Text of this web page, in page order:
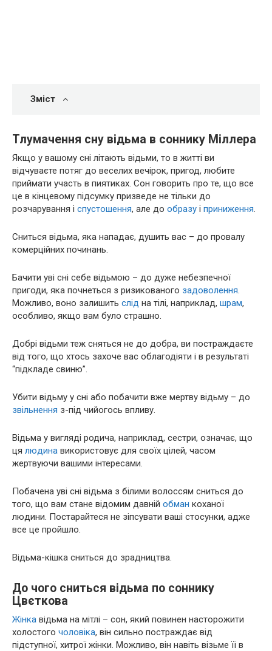
Зміст
Тлумачення сну відьма в соннику Міллера
Якщо у вашому сні літають відьми, то в житті ви
відчуваєте потяг до веселих вечірок, пригод, любите
приймати участь в пиятиках. Сон говорить про те, що все
це в кінцевому підсумку призведе не тільки до
розчарування і спустошення, але до образу і приниження.
Сниться відьма, яка нападає, душить вас – до провалу
комерційних починань.
Бачити уві сні себе відьмою – до дуже небезпечної
пригоди, яка почнеться з ризикованого задоволення.
Можливо, воно залишить слід на тілі, наприклад, шрам,
особливо, якщо вам було страшно.
Добрі відьми теж сняться не до добра, ви постраждаєте
від того, що хтось захоче вас облагодіяти і в результаті
“підкладе свиню”.
Убити відьму у сні або побачити вже мертву відьму – до
звільнення з-під чийогось впливу.
Відьма у вигляді родича, наприклад, сестри, означає, що
ця людина використовує для своїх цілей, часом
жертвуючи вашими інтересами.
Побачена уві сні відьма з білими волоссям сниться до
того, що вам стане відомим давній обман коханої
людини. Постарайтеся не зіпсувати ваші стосунки, адже
все це пройшло.
Відьма-кішка сниться до зрадництва.
До чого сниться відьма по соннику
Цвєткова
Жінка відьма на мітлі – сон, який повинен насторожити
холостого чоловіка, він сильно постраждає від
підступної, хитрої жінки. Можливо, він навіть візьме її в